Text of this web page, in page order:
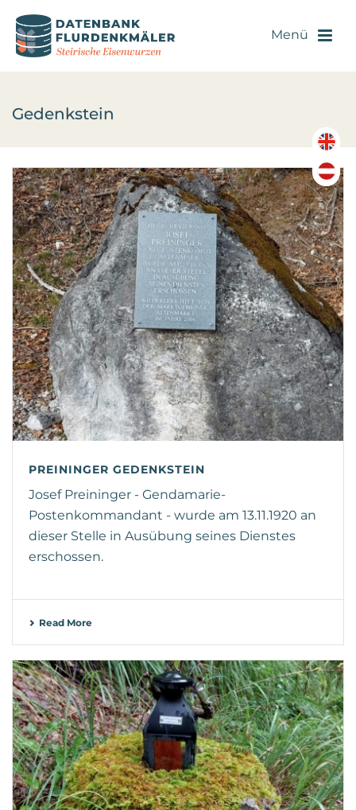
Gedenkstein
PREININGER GEDENKSTEIN
Josef Preininger - Gendamarie-
Postenkommandant - wurde am 13.11.1920 an
dieser Stelle in Ausübung seines Dienstes
erschossen.
Read More